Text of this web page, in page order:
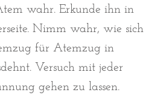
wahr. Erkunde ihn in
Nimm wahr, wie sich
für Atemzug in
Versuch mit jeder
gehen zu lassen.